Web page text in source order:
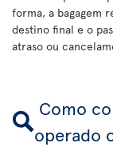
forma, a bagagem
destino final e o
atraso ou
Como
operado